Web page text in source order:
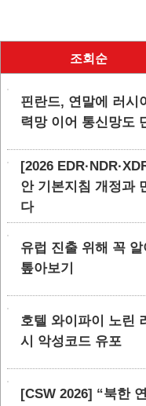
조회순
핀란드, 연말에 러시
력망 이어 통신망도
[2026
안 기본지침 개정과
다
유럽 진출 위해 꼭 알
톺아보기
호텔 와이파이 노린
시 악성코드 유포
[CSW 2026] “북한